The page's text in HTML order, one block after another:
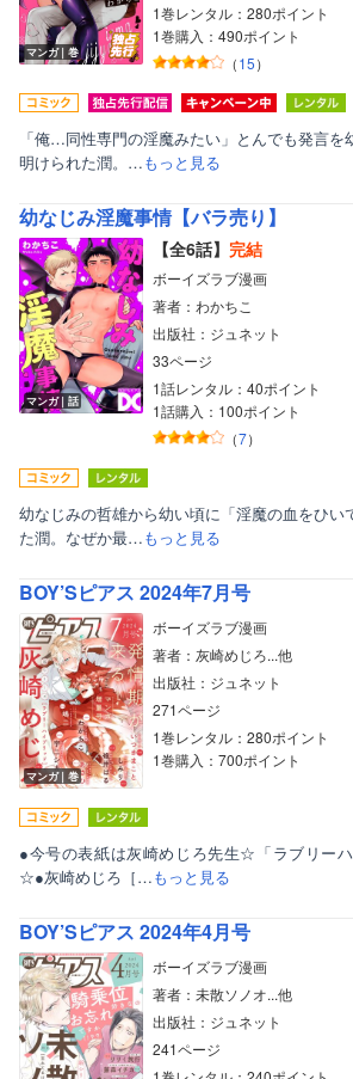
マンガ｜巻
1巻レンタル：280ポイント
1巻購入：490ポイント
（15）
「俺…同性専門の淫魔みたい」とんでも発言を
明けられた潤。…もっと見る
幼なじみ淫魔事情【バラ売り】
マンガ｜話
【全6話】 完結
ボーイズラブ漫画
著者：わかちこ
出版社：ジュネット
33ページ
1話レンタル：40ポイント
1話購入：100ポイント
（7）
幼なじみの哲雄から幼い頃に「淫魔の血をひい
た潤。なぜか最…もっと見る
BOY’Sピアス 2024年7月号
マンガ｜巻
ボーイズラブ漫画
著者：灰崎めじろ...他
出版社：ジュネット
271ページ
1巻レンタル：280ポイント
1巻購入：700ポイント
●今号の表紙は灰崎めじろ先生☆「ラブリー
☆●灰崎めじろ［…もっと見る
BOY’Sピアス 2024年4月号
ボーイズラブ漫画
著者：未散ソノオ...他
出版社：ジュネット
241ページ